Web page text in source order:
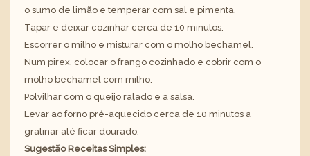
o sumo de limão e temperar com sal e pimenta.
Tapar e deixar cozinhar cerca de 10 minutos.
Escorrer o milho e misturar com o molho bechamel.
Num pirex, colocar o frango cozinhado e cobrir com o
molho bechamel com milho.
Polvilhar com o queijo ralado e a salsa.
Levar ao forno pré-aquecido cerca de 10 minutos a
gratinar até ficar dourado.
Sugestão Receitas Simples: